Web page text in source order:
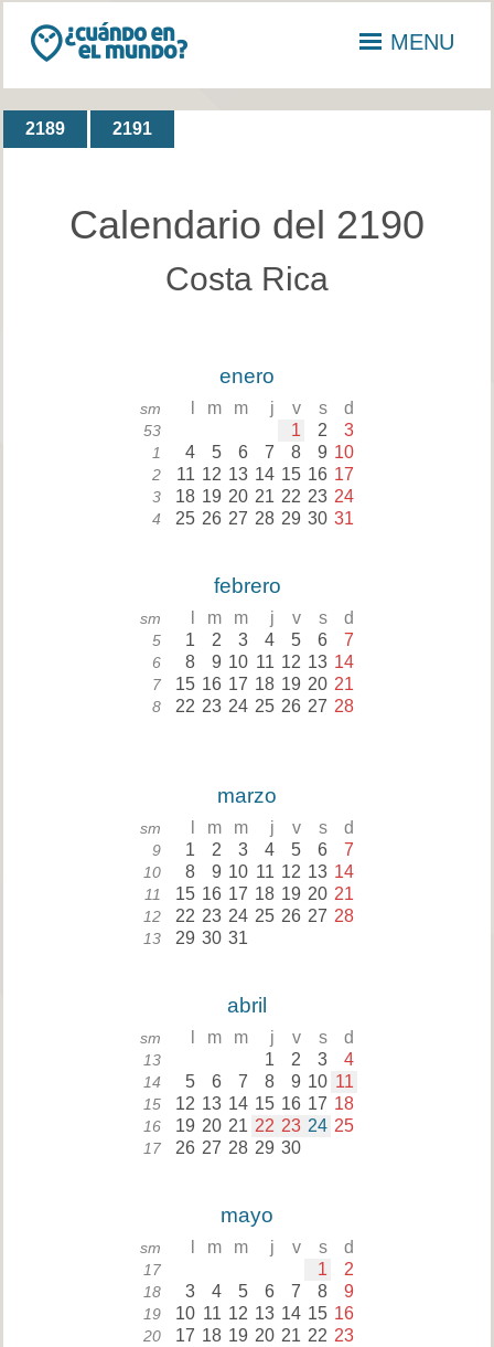
MENU
2189 2191
Calendario del 2190
Costa Rica
enero
sm m m j v s d
53 1 2 3
1 4 5 6 7 8 9 10
2 11 12 13 14 15 16 17
3 18 19 20 21 22 23 24
4 25 26 27 28 29 30 31
febrero
sm m m j v s d
5 1 2 3 4 5 6 7
6 8 9 10 11 12 13 14
7 15 16 17 18 19 20 21
8 22 23 24 25 26 27 28
marzo
sm m m j v s d
9 1 2 3 4 5 6 7
10 8 9 10 11 12 13 14
11 15 16 17 18 19 20 21
12 22 23 24 25 26 27 28
13 29 30 31
abril
sm m m j v s d
13 1 2 3 4
14 5 6 7 8 9 10 11
15 12 13 14 15 16 17 18
16 19 20 21 22 23 24 25
17 26 27 28 29 30
mayo
sm m m j v s d
17 1 2
18 3 4 5 6 7 8 9
19 10 11 12 13 14 15 16
20 17 18 19 20 21 22 23